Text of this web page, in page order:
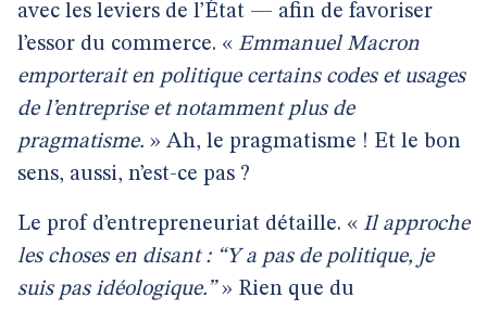
avec les leviers de l’État — afin de favoriser
l’essor du commerce. « Emmanuel Macron
emporterait en politique certains codes et usages
de l’entreprise et notamment plus de
pragmatisme. » Ah, le pragmatisme ! Et le bon
sens, aussi, n’est-ce pas ?
Le prof d’entrepreneuriat détaille. « Il approche
les choses en disant : “Y a pas de politique, je
suis pas idéologique.”» Rien que du